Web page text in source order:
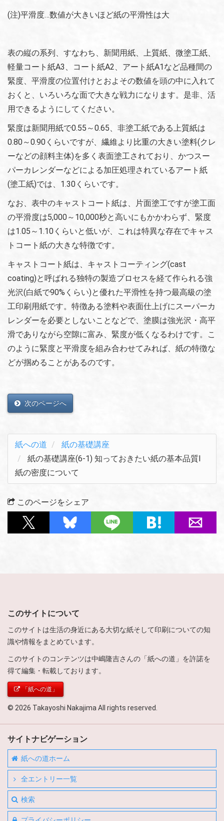
(注)平滑度…数値が大きいほど紙の平滑性は大
表の縦の系列、すなわち、新聞用紙、上質紙、微塗工紙、
軽量コート紙A3、コート紙A2、アート紙A1など品種間の
緊度、平滑度の位置付けとおよその数値を頭の中に入れて
おくと、いろいろな面で大きな戦力になります。是非、活
用できるようにしてください。
緊度は新聞用紙で0.55～0.65、非塗工紙である上質紙は
0.80～0.90くらいですが、繊維より比重の大きい塗料(クレ
ーなどの顔料主体)を多く表面塗工されており、かつスー
パーカレンダーなどによる加圧処理されているアート紙
(塗工紙)では、1.30くらいです。
なお、表中のキャストコート紙は、片面塗工ですが塗工面
の平滑度は5,000～10,000秒と高いにもかかわらず、緊度
は1.05～1.10くらいと低いが、これは特異な存在でキャス
トコート紙の大きな特徴です。
キャストコート紙は、キャストコーティング(cast
coating)と呼ばれる独特の製造プロセスを経て作られる強
光沢(白紙で90%くらい)と優れた平滑性を持つ最高級の塗
工印刷用紙です。特徴ある塗料や表面仕上げにスーパーカ
レンダーを必要としないことなどで、塗膜は強光沢・高平
滑でありながら空隙に富み、緊度が低くなるわけです。こ
のように緊度と平滑度を組み合わせてみれば、紙の特徴な
どが掴めることがあるのです。
次のページへ
紙への道
紙の基礎講座
紙の基礎講座(6-1) 知っておきたい紙の基本品質Ⅰ
紙の密度について
このページをシェア
このサイトについて
このサイトは生活の身近にある大切な紙そして印刷についての知
識や情報をまとめています。
このサイトのコンテンツは中嶋隆吉さんの「紙への道」を許諾を
得て編集・転載しております。
「紙への道」
© 2026 Takayoshi Nakajima All rights reserved.
サイトナビゲーション
紙への道ホーム
全エントリー一覧
検索